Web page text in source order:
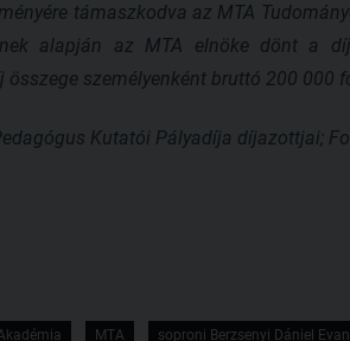
támaszkodva az MTA
alapján az MTA elnöke dönt a
személyenként bruttó 200 000
Kutatói Pályadíja díjazottjai;
MTA soproni Berzsenyi Dániel